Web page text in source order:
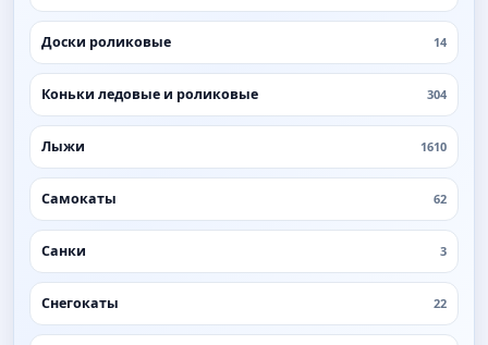
Доски роликовые 14
Коньки ледовые и роликовые 304
Лыжи 1610
Самокаты 62
Санки 3
Снегокаты 22